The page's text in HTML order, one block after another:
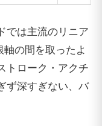
では主流のリニア
の間を取ったよ
トローク・アクチ
ず深すぎない、バ